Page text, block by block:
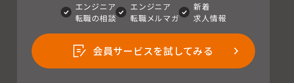
エンジニア
転職の相談
エンジニア
転職メルマガ
新着
求人情報
会員サービスを試してみる